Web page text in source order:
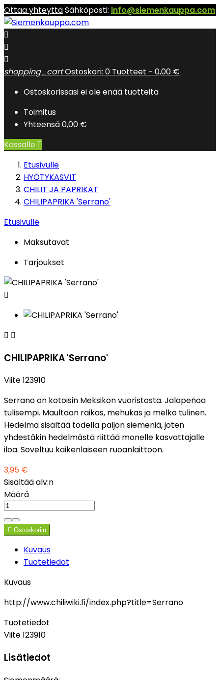
Ottaa yhteyttäSähköposti: info@siemenkauppa.com



shopping_cartOstoskori: 0 Tuotteet - 0,00 €
Ostoskorissasi ei ole enää tuotteita
Toimitus
Yhteensä0,00 €
Kassalle 
Etusivulle
HYÖTYKASVIT
CHILIT JA PAPRIKAT
CHILIPAPRIKA 'Serrano'
Etusivulle
Maksutavat
Tarjoukset

 
CHILIPAPRIKA 'Serrano'
Viite123910
Serrano on kotoisin Meksikon vuoristosta. Jalapeñoa
tulisempi. Maultaan raikas, mehukas ja melko tulinen.
Hedelmä sisältää todella paljon siemeniä, joten
yhdestäkin hedelmästä riittää monelle kasvattajalle
iloa. Soveltuu kaikenlaiseen ruoanlaittoon.
3,95 €
Sisältää alv:n
Määrä
 Ostoskoriin
Kuvaus
Tuotetiedot
Kuvaus
http://www.chiliwiki.fi/index.php?title=Serrano
Tuotetiedot
Viite123910
Lisätiedot